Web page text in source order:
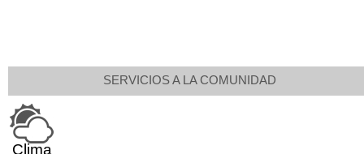
SERVICIOS A LA COMUNIDAD
Clima